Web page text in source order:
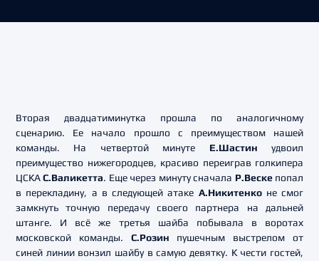
Вторая двадцатиминутка прошла по аналогичному
сценарию. Ее начало прошло с преимуществом нашей
команды. На четвертой минуте Е.Шастин удвоил
преимущество нижегородцев, красиво переиграв голкипера
ЦСКАС.Валикетта. Еще через минуту сначала Р.Вескепопал
в перекладину, а в следующей атаке А.Никитенконе смог
замкнуть точную передачу своего партнера на дальней
штанге. И всё же третья шайба побывала в воротах
московской команды. С.Розин пушечным выстрелом от
синей линии вонзил шайбу в самую девятку. К чести гостей,